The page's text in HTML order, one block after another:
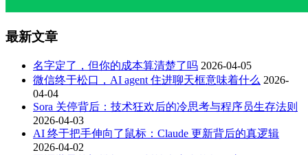
最新文章
名字定了，但你的成本算清楚了吗 2026-04-05
微信终于松口，AI agent 住进聊天框意味着什么 2026-
04-04
Sora 关停背后：技术狂欢后的冷思考与程序员生存法则
2026-04-03
AI 终于把手伸向了鼠标：Claude 更新背后的真逻辑
2026-04-02